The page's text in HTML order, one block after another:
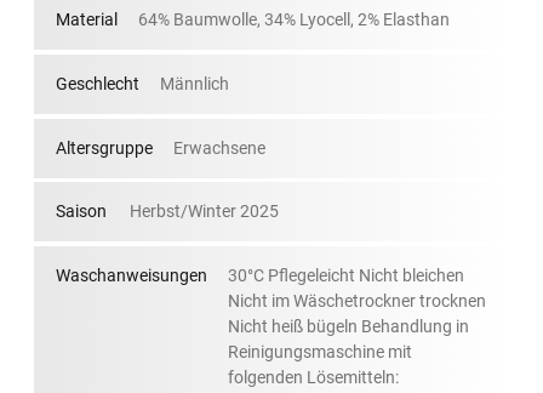
Material 64% Baumwolle, 34% Lyocell, 2% Elasthan
Geschlecht Männlich
Altersgruppe Erwachsene
Saison Herbst/Winter 2025
Waschanweisungen
30°C Pflegeleicht Nicht bleichen
Nicht im Wäschetrockner trocknen
Nicht heiß bügeln Behandlung in
Reinigungsmaschine mit
folgenden Lösemitteln: